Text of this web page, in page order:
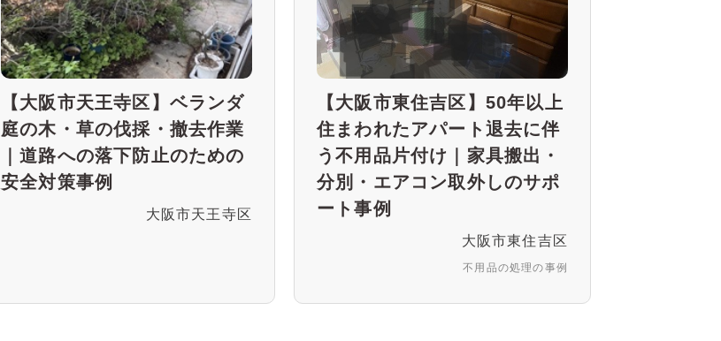
【大阪市天王寺区】ベランダ
庭の木・草の伐採・撤去作業
｜道路への落下防止のための
安全対策事例
大阪市天王寺区
【大阪市東住吉区】50年以上
住まわれたアパート退去に伴
う不用品片付け｜家具搬出・
分別・エアコン取外しのサポ
ート事例
大阪市東住吉区
不用品の処理の事例